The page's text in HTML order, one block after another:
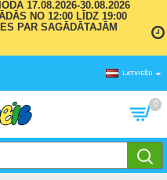
17.08.2026-30.08.2026
NO 12:00 LĪDZ 19:00
PAR SAGĀDĀTAJĀM
LATVIEŠU
0